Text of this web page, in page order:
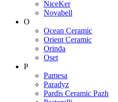
NiceKer
Novabell
O
Ocean Ceramic
Orient Ceramic
Orinda
Oset
P
Pamesa
Paradyz
Pardis Ceramic Pazh